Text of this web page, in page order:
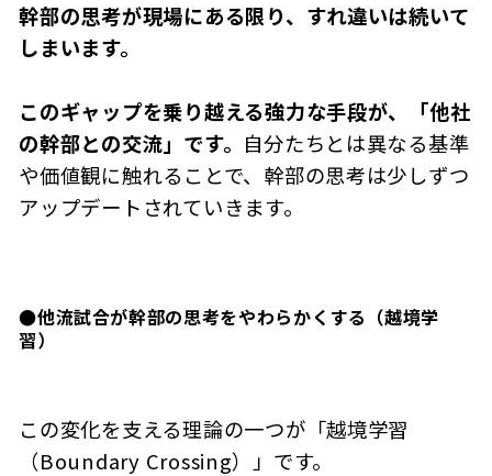
幹部の思考が現場にある限り、すれ違いは続いて
しまいます。
このギャップを乗り越える強力な手段が、「他社
の幹部との交流」です。 自分たちとは異なる基準
や価値観に触れることで、幹部の思考は少しずつ
アップデートされていきます。
●他流試合が幹部の思考をやわらかくする（越境学
習）
この変化を支える理論の一つが「越境学習
（Boundary Crossing）」です。